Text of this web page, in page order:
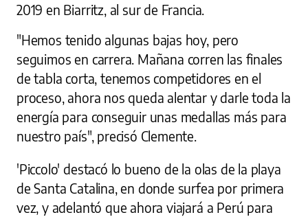
2019 en Biarritz, al sur de Francia.
"Hemos tenido algunas bajas hoy, pero
seguimos en carrera. Mañana corren las finales
de tabla corta, tenemos competidores en el
proceso, ahora nos queda alentar y darle toda la
energía para conseguir unas medallas más para
nuestro país", precisó Clemente.
'Piccolo' destacó lo bueno de la olas de la playa
de Santa Catalina, en donde surfea por primera
vez, y adelantó que ahora viajará a Perú para